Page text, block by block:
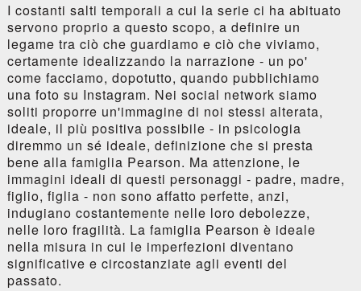
I costanti salti temporali a cui la serie ci ha abituato
servono proprio a questo scopo, a definire un
legame tra ciò che guardiamo e ciò che viviamo,
certamente idealizzando la narrazione - un po'
come facciamo, dopotutto, quando pubblichiamo
una foto su Instagram. Nei social network siamo
soliti proporre un'immagine di noi stessi alterata,
ideale, il più positiva possibile - in psicologia
diremmo un sé ideale, definizione che si presta
bene alla famiglia Pearson. Ma attenzione, le
immagini ideali di questi personaggi - padre, madre,
figlio, figlia - non sono affatto perfette, anzi,
indugiano costantemente nelle loro debolezze,
nelle loro fragilità. La famiglia Pearson è ideale
nella misura in cui le imperfezioni diventano
significative e circostanziate agli eventi del
passato.